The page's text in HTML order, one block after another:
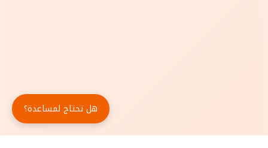
هل تحتاج لمساعدة؟